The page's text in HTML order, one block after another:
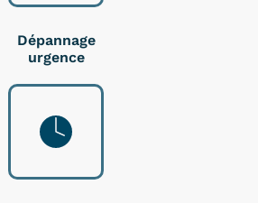
Dépannage
urgence